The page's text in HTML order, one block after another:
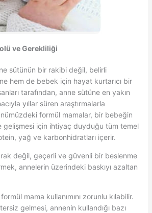
ve Gerekliliği
sütünün bir rakibi değil, belirli
hem de bebek için hayat kurtarıcı bir
tarafından, anne sütüne en yakın
yıllar süren araştırmalarla
formül mamalar, bir bebeğin
gelişmesi için ihtiyaç duyduğu tüm temel
yağ ve karbonhidratları içerir.
değil, geçerli ve güvenli bir beslenme
annelerin üzerindeki baskıyı azaltan
mama kullanımını zorunlu kılabilir.
gelmesi, annenin kullandığı bazı